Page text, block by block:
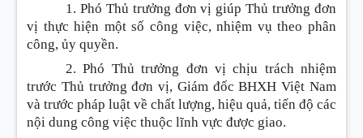
1. Phó Thủ trưởng đơn vị giúp Thủ trưởng đơn
vị thực hiện một số công việc, nhiệm vụ theo phân
công, ủy quyền.
2. Phó Thủ trưởng đơn vị chịu trách nhiệm
trước Thủ trưởng đơn vị, Giám đốc BHXH Việt Nam
và trước pháp luật về chất lượng, hiệu quả, tiến độ các
nội dung công việc thuộc lĩnh vực được giao.